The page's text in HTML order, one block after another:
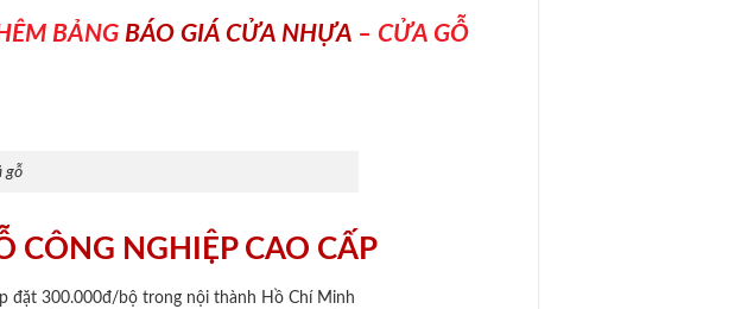
BẢNG BÁO GIÁ CỬA NHỰA – CỬA GỖ
gỗ
CÔNG NGHIỆP CAO CẤP
đặt 300.000đ/bộ trong nội thành Hồ Chí Minh